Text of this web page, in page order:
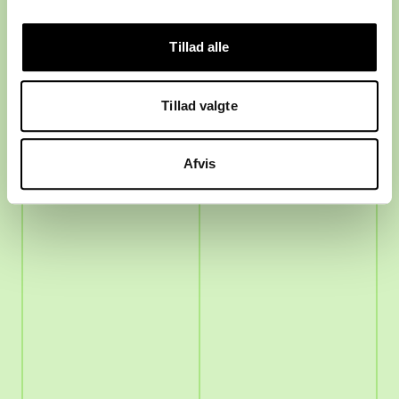
Tillad alle
Tillad valgte
Afvis
beskytte sig selv.